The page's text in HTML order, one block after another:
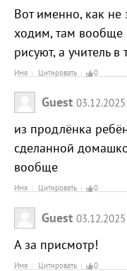
Вот именно, как
ходим, там вообще
рисуют, а учитель в
Имя Цитировать 0
Guest 03.12.2025
из продлёнка
сделанной
вообще
Имя Цитировать 0
Guest 03.12.2025
А за присмотр!
Имя Цитировать 0